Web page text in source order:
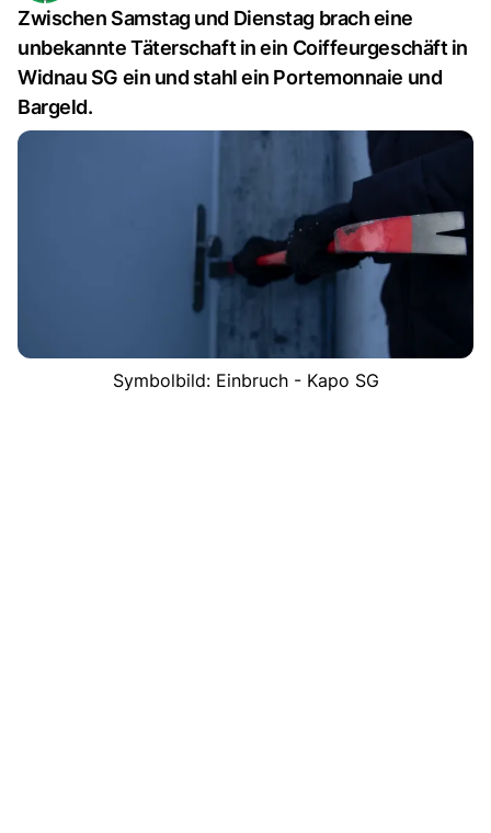
Zwischen Samstag und Dienstag brach eine
unbekannte Täterschaft in ein Coiffeurgeschäft in
Widnau SG ein und stahl ein Portemonnaie und
Bargeld.
Symbolbild: Einbruch - Kapo SG